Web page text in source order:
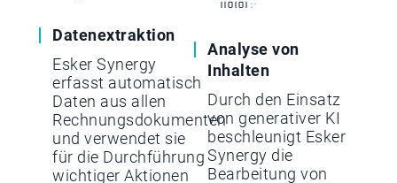
Datenextraktion
Esker Synergy
erfasst automatisch
Daten aus allen
Rechnungsdokumenten
und verwendet sie
für die Durchführung
wichtiger Aktionen
Analyse von
Inhalten
Durch den Einsatz
von generativer KI
beschleunigt Esker
Synergy die
Bearbeitung von